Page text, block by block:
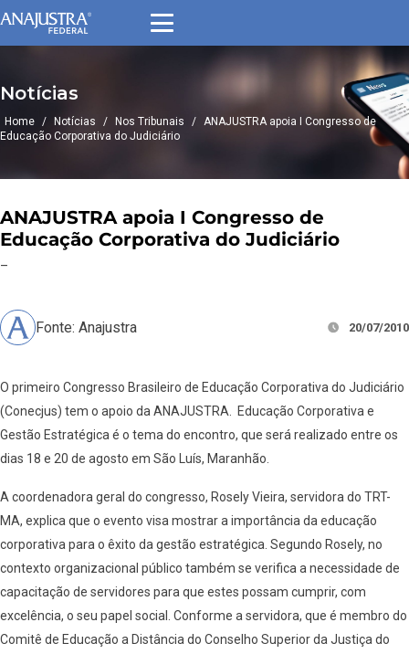
Notícias
Home / Notícias / Nos Tribunais / ANAJUSTRA apoia I Congresso de
Educação Corporativa do Judiciário
ANAJUSTRA apoia I Congresso de
Educação Corporativa do Judiciário
–
Fonte: Anajustra 20/07/2010
O primeiro Congresso Brasileiro de Educação Corporativa do Judiciário
(Conecjus) tem o apoio da ANAJUSTRA. Educação Corporativa e
Gestão Estratégica é o tema do encontro, que será realizado entre os
dias 18 e 20 de agosto em São Luís, Maranhão.
A coordenadora geral do congresso, Rosely Vieira, servidora do TRT-
MA, explica que o evento visa mostrar a importância da educação
corporativa para o êxito da gestão estratégica. Segundo Rosely, no
contexto organizacional público também se verifica a necessidade de
capacitação de servidores para que estes possam cumprir, com
excelência, o seu papel social. Conforme a servidora, que é membro do
Comitê de Educação a Distância do Conselho Superior da Justiça do